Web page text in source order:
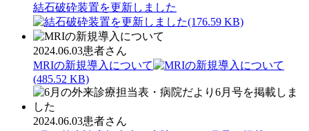
結石破砕装置を更新しました
(176.59 KB)
2024.06.03患者さん
MRIの新規導入について
(485.52 KB)
2024.06.03患者さん